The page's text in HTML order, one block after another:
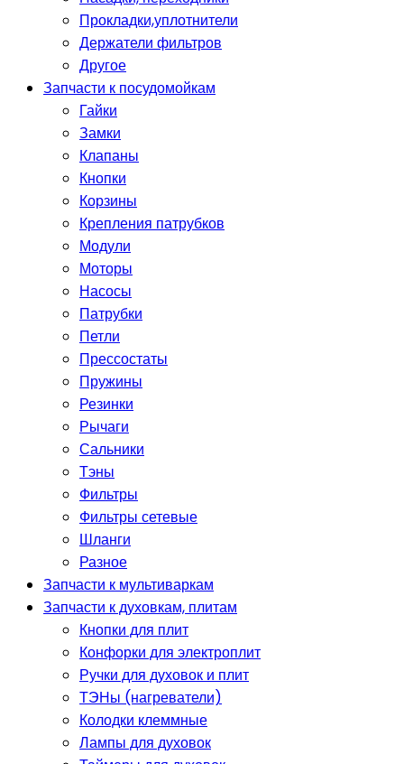
Прокладки,уплотнители
Держатели фильтров
Другое
Запчасти к посудомойкам
Гайки
Замки
Клапаны
Кнопки
Корзины
Крепления патрубков
Модули
Моторы
Насосы
Патрубки
Петли
Прессостаты
Пружины
Резинки
Рычаги
Сальники
Тэны
Фильтры
Фильтры сетевые
Шланги
Разное
Запчасти к мультиваркам
Запчасти к духовкам, плитам
Кнопки для плит
Конфорки для электроплит
Ручки для духовок и плит
ТЭНы (нагреватели)
Колодки клеммные
Лампы для духовок